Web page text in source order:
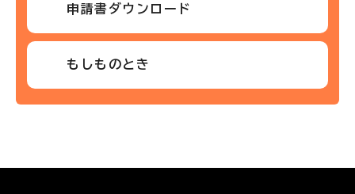
申請書ダウンロード
もしものとき